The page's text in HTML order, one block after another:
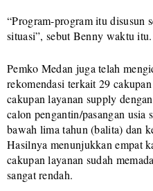
“Program-program itu disusun
situasi”, sebut Benny waktu itu.
Pemko Medan juga telah
rekomendasi terkait 29
cakupan layanan supply
calon pengantin/pasangan
bawah lima tahun (balita) dan
Hasilnya menunjukkan empat
cakupan layanan sudah
sangat rendah.